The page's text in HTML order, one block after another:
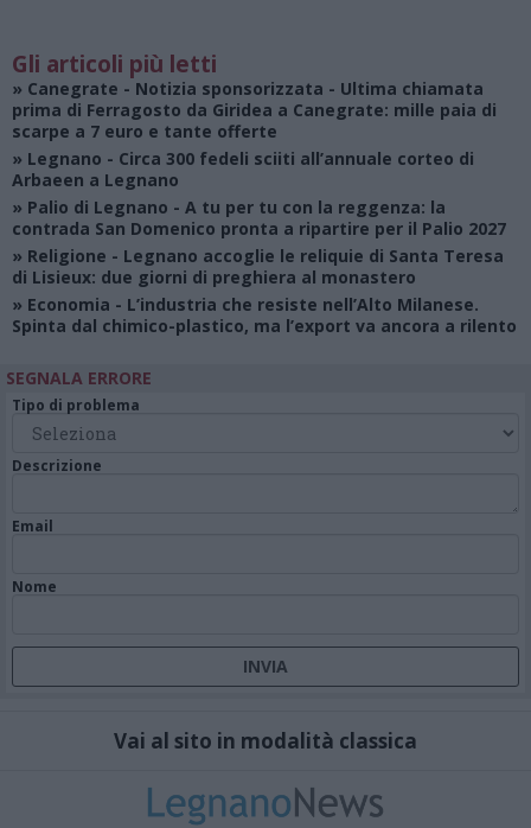
Gli articoli più letti
» Canegrate - Notizia sponsorizzata - Ultima chiamata
prima di Ferragosto da Giridea a Canegrate: mille paia di
scarpe a 7 euro e tante offerte
» Legnano - Circa 300 fedeli sciiti all’annuale corteo di
Arbaeen a Legnano
» Palio di Legnano - A tu per tu con la reggenza: la
contrada San Domenico pronta a ripartire per il Palio 2027
» Religione - Legnano accoglie le reliquie di Santa Teresa
di Lisieux: due giorni di preghiera al monastero
» Economia - L’industria che resiste nell’Alto Milanese.
Spinta dal chimico-plastico, ma l’export va ancora a rilento
SEGNALA ERRORE
Tipo di problema
Descrizione
Email
Nome
Vai al sito in modalità classica